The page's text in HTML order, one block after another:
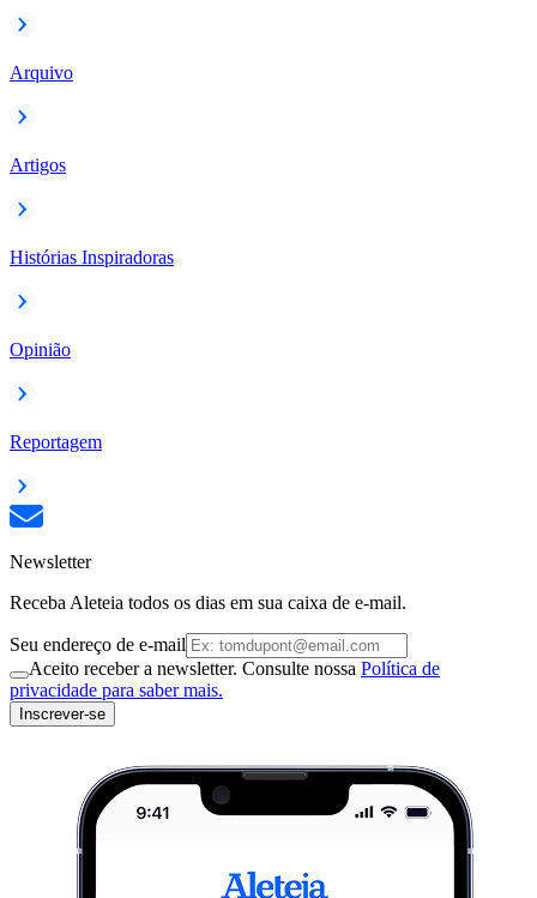
Arquivo
Artigos
Histórias Inspiradoras
Opinião
Reportagem
Newsletter
Receba Aleteia todos os dias em sua caixa de e-mail.
Seu endereço de e-mail
Aceito receber a newsletter. Consulte nossa Política de
privacidade para saber mais.
Inscrever-se